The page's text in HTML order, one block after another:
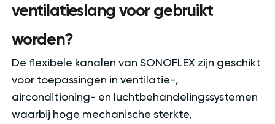
ventilatieslang voor gebruikt
worden?
De flexibele kanalen van SONOFLEX zijn geschikt
voor toepassingen in ventilatie-,
airconditioning- en luchtbehandelingssystemen
waarbij hoge mechanische sterkte,